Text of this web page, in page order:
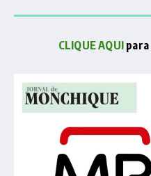
CLIQUE AQUI